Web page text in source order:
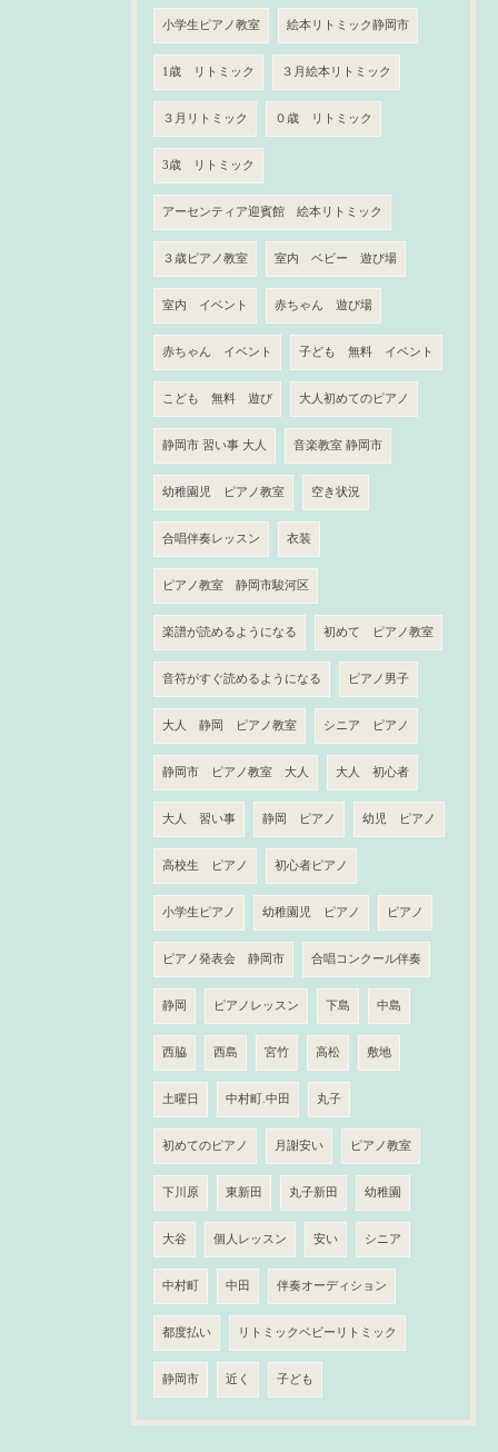
小学生ピアノ教室 絵本リトミック静岡市
1歳 リトミック ３月絵本リトミック
３月リトミック ０歳 リトミック
3歳 リトミック
アーセンティア迎賓館 絵本リトミック
３歳ピアノ教室 室内 ベビー 遊び場
室内 イベント 赤ちゃん 遊び場
赤ちゃん イベント 子ども 無料 イベント
こども 無料 遊び 大人初めてのピアノ
静岡市 習い事 大人 音楽教室 静岡市
幼稚園児 ピアノ教室 空き状況
合唱伴奏レッスン 衣装
ピアノ教室 静岡市駿河区
楽譜が読めるようになる 初めて ピアノ教室
音符がすぐ読めるようになる ピアノ男子
大人 静岡 ピアノ教室 シニア ピアノ
静岡市 ピアノ教室 大人 大人 初心者
大人 習い事 静岡 ピアノ 幼児 ピアノ
高校生 ピアノ 初心者ピアノ
小学生ピアノ 幼稚園児 ピアノ ピアノ
ピアノ発表会 静岡市 合唱コンクール伴奏
静岡 ピアノレッスン 下島 中島
西脇 西島 宮竹 高松 敷地
土曜日 中村町.中田 丸子
初めてのピアノ 月謝安い ピアノ教室
下川原 東新田 丸子新田 幼稚園
大谷 個人レッスン 安い シニア
中村町 中田 伴奏オーディション
都度払い リトミックベビーリトミック
静岡市 近く 子ども